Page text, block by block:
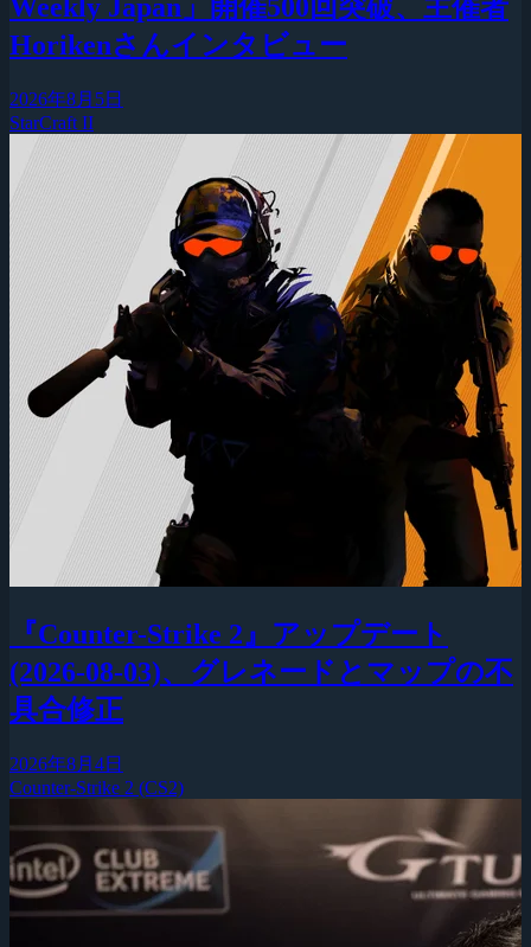
Weekly Japan」開催500回突破、主催者
Horikenさんインタビュー
2026年8月5日
StarCraft II
『Counter-Strike 2』アップデート
(2026-08-03)、グレネードとマップの不
具合修正
2026年8月4日
Counter-Strike 2 (CS2)